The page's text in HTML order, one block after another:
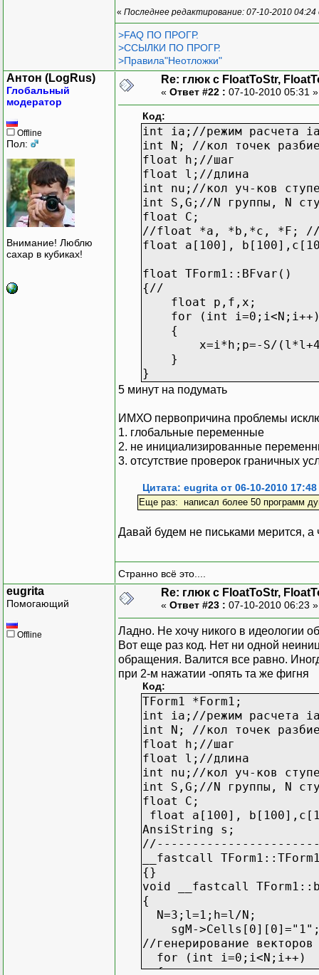
« Последнее редактирование: 07-10-2010
>FAQ ПО ПРОГР.
>ССЫЛКИ ПО ПРОГР.
>Правила"Неотложки"
Антон (LogRus)
Глобальный
модератор
Offline
Пол:
Внимание! Люблю
сахар в кубиках!
Re: глюк с FloatToStr,
« Ответ #22 : 07-10-2010 05:31
Код:
int ia;//режим расчета
int N; //кол точек
float h;//шаг
float l;//длина
int nu;//кол уч-ков
int S,G;//N группы, N
float C;
//float *a, *b,*c, *F;
float a[100],
float TForm1::BFvar()
{//
float p,f,x;
for (int
{
x=i*h;p=-S/
}
}
5 минут на подумать
ИМХО первопричина проблемы
1. глобальные переменные
2. не инициализированные
3. отсутствие проверок граничных
Цитата: eugrita от 06-10-2010 17:48
Еще раз: написал более 50 программ
Давай будем не письками мерится,
Странно всё это....
eugrita
Помогающий
Offline
Re: глюк с FloatToStr,
« Ответ #23 : 07-10-2010 06:23
Ладно. Не хочу никого в идеологии
Вот еще раз код. Нет ни одной
обращения. Валится все равно.
при 2-м нажатии -опять та же фигня
Код:
TForm1 *Form1;
int ia;//режим расчета
int N; //кол точек
float h;//шаг
float l;//длина
int nu;//кол уч-ков
int S,G;//N группы, N
float C;
float a[100],
AnsiString s;
__fastcall
{}
void __fastcall
{
N=3;l=1;h=l/N;
sgM-
//генерирование векторов
for (int i=0;i<N;i++)
{